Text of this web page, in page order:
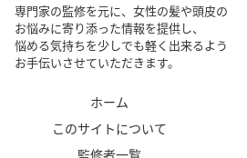
専門家の監修を元に、女性の髪や頭皮の
お悩みに寄り添った情報を提供し、
悩める気持ちを少しでも軽く出来るよう
お手伝いさせていただきます。
ホーム
このサイトについて
監修者一覧